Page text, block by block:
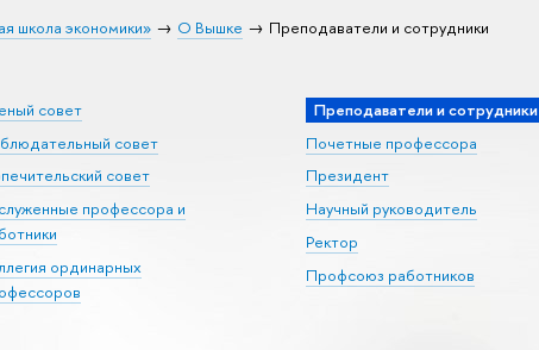
школа экономики» О Вышке Преподаватели и сотрудники
совет
совет
совет
профессора и
ординарных
Преподаватели и сотрудники
Почетные профессора
Президент
Научный руководитель
Ректор
Профсоюз работников